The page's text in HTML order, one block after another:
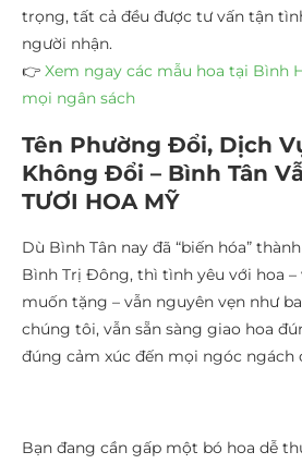
trọng, tất cả đều được tư vấn tận
người nhận.
👉 Xem ngay các mẫu hoa tại Bình
mọi ngân sách
Tên Phường Đổi, Dịch
Không Đổi – Bình Tân
TƯƠI HOA MỸ
Dù Bình Tân nay đã “biến hóa”
Bình Trị Đông, thì tình yêu với hoa –
muốn tặng – vẫn nguyên vẹn như
chúng tôi, vẫn sẵn sàng giao hoa
đúng cảm xúc đến mọi ngóc ngách
Bạn đang cần gấp một bó hoa dễ